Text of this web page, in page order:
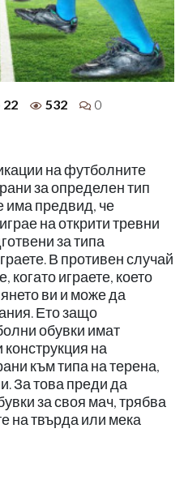
22 532 0
на футболните
за определен тип
има предвид, че
на открити тревни
за типа
В противен случай
когато играете, което
ви и може да
Ето защо
обувки имат
на
към типа на терена,
За това преди да
за своя мач, трябва
на твърда или мека